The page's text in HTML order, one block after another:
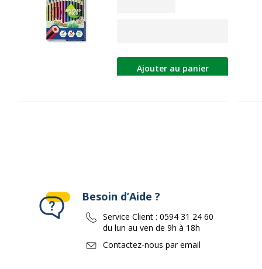
Ajouter au panier
Besoin d’Aide ?
Service Client : 0594 31 24 60
du lun au ven de 9h à 18h
Contactez-nous par email